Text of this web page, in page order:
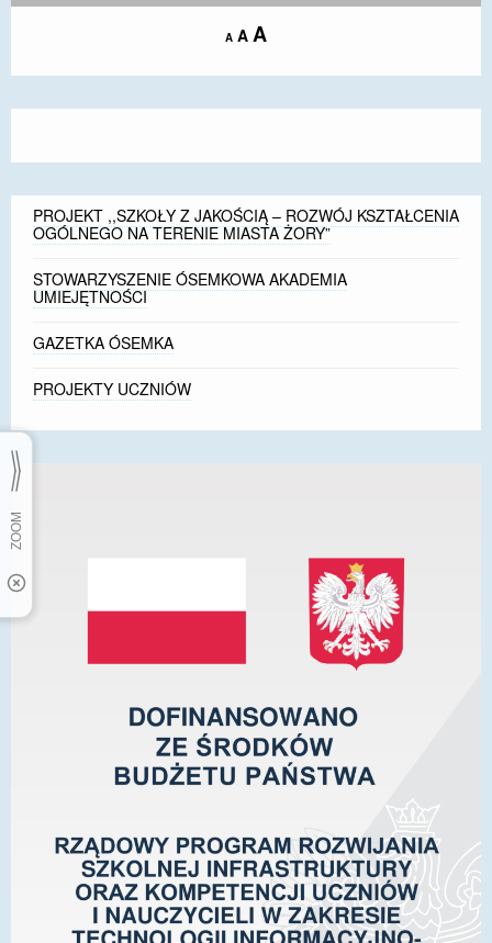
A Decrease
size.
A Reset
size.
AIncrease
size.
PROJEKT ,,SZKOŁY Z JAKOŚCIĄ – ROZWÓJ KSZTAŁCENIA
OGÓLNEGO NA TERENIE MIASTA ŻORY”
STOWARZYSZENIE ÓSEMKOWA AKADEMIA
UMIEJĘTNOŚCI
GAZETKA ÓSEMKA
PROJEKTY UCZNIÓW